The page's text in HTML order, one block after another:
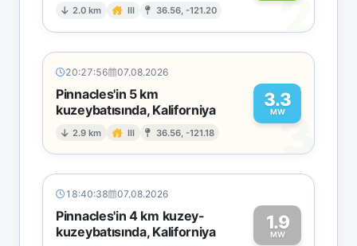
2.0 km III 36.56, -121.20 2
20:27:56 07.08.2026
Pinnacles'in 5 km
kuzeybatısında, Kaliforniya
2.9 km III 36.56, -121.18
3.3
MW
3
18:40:38 07.08.2026
Pinnacles'in 4 km kuzey-
kuzeybatısında, Kaliforniya
1.9
MW